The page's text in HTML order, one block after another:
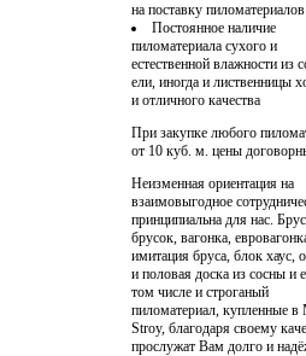
на поставку пиломатериалов
Постоянное наличие
пиломатериала сухого и
естественной влажности из
ели, иногда и лиственницы
и отличного качества
При закупке любого
от 10 куб. м. цены
Неизменная ориентация на
взаимовыгодное
принципиальна для нас.
брусок, вагонка,
имитация бруса, блок хаус,
и половая доска из сосны и
том числе и строганый
пиломатериал, купленные в
Stroy, благодаря своему
прослужат Вам долго и